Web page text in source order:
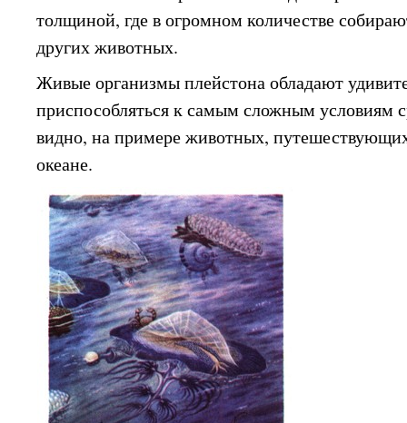
толщиной, где в огромном количестве
других животных.
Живые организмы плейстона обладают
приспособляться к самым сложным условиям
видно, на примере животных,
океане.